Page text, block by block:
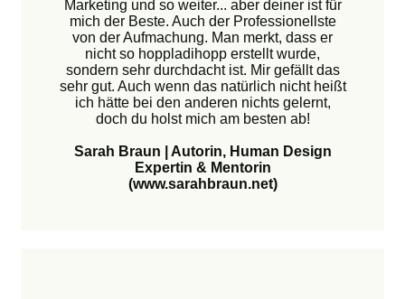
Marketing und so weiter... aber deiner ist für
mich der Beste. Auch der Professionellste
von der Aufmachung. Man merkt, dass er
nicht so hoppladihopp erstellt wurde,
sondern sehr durchdacht ist. Mir gefällt das
sehr gut. Auch wenn das natürlich nicht heißt
ich hätte bei den anderen nichts gelernt,
doch du holst mich am besten ab!
Sarah Braun | Autorin, Human Design
Expertin & Mentorin
(www.sarahbraun.net)